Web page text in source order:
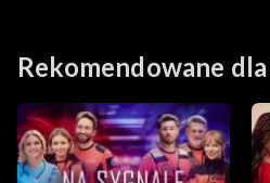
Rekomendowane